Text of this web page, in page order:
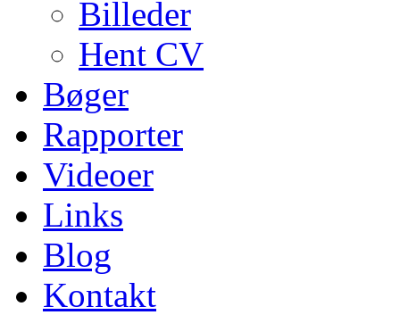
Billeder
Hent CV
Bøger
Rapporter
Videoer
Links
Blog
Kontakt